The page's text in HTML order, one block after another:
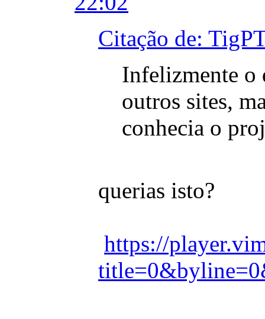
Citação de:
Infelizmente o
outros sites,
conhecia o
querias isto?
https://